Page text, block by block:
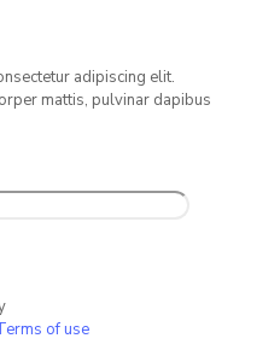
adipiscing elit.
mattis, pulvinar dapibus
of use